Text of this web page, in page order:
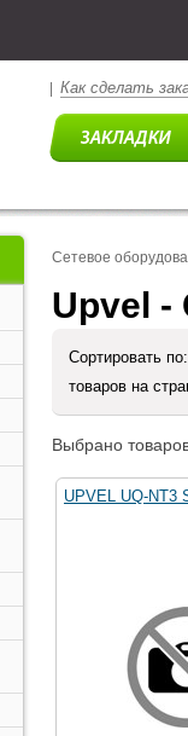
Как сделать
Сетевое
Upvel -
Сортировать
товаров на
Выбрано
UPVEL UQ-NT3